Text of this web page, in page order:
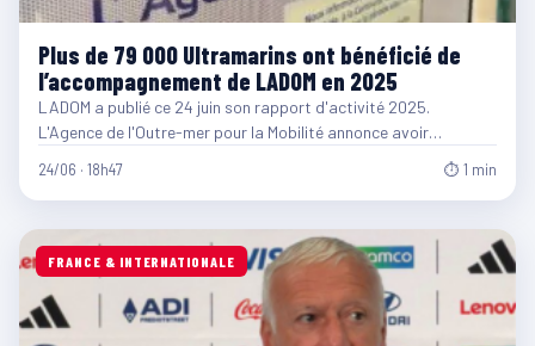
Plus de 79 000 Ultramarins ont bénéficié de
l’accompagnement de LADOM en 2025
LADOM a publié ce 24 juin son rapport d'activité 2025.
L'Agence de l'Outre-mer pour la Mobilité annonce avoir…
24/06 · 18h47 ⏱ 1 min
FRANCE & INTERNATIONALE